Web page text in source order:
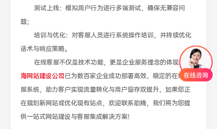
测试上线：模拟用户行为进行多端测试，确保无兼容问
题；
培训与优化：对客服人员进行系统操作培训，并持续优化
话术与响应策略。
在线客服不仅是技术功能，更是企业服务理念的体现，
上
海网站建设公司已为数百家企业成功部署高效、稳定的在线客
服系统，助力客户实现流量转化与用户留存双提升，如果您正
在规划新网站或优化现有站点，欢迎联系助腾，我们将为您提
供一站式网站建设与客服集成解决方案！